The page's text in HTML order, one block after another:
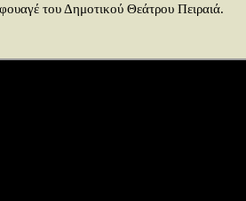
του Δημοτικού Θεάτρου Πειραιά.